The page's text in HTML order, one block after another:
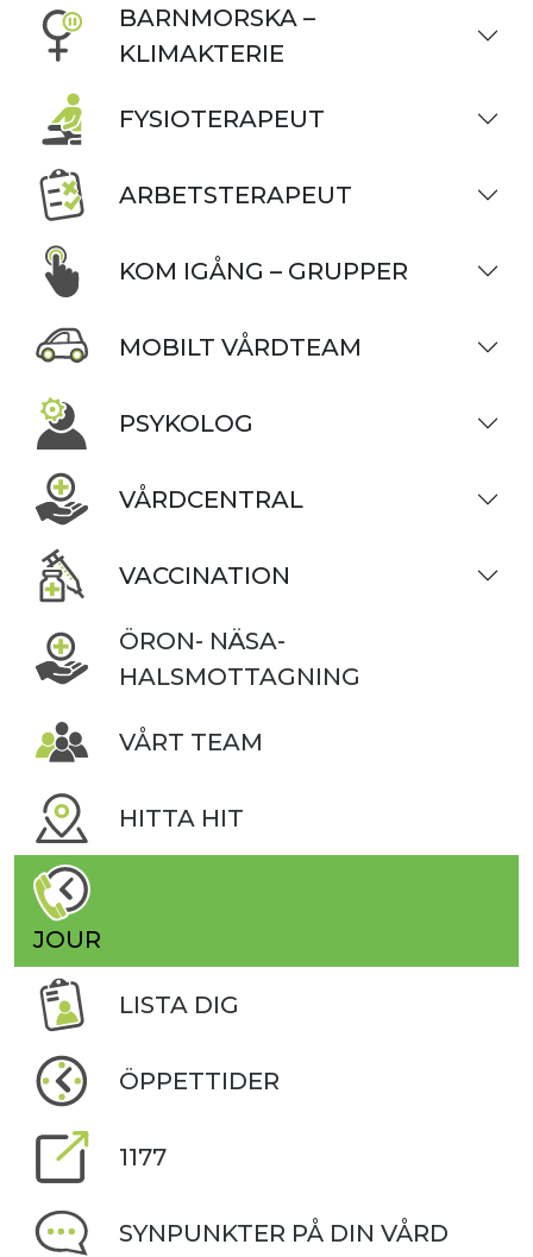
BARNMORSKA –
KLIMAKTERIE
FYSIOTERAPEUT
ARBETSTERAPEUT
KOM IGÅNG – GRUPPER
MOBILT VÅRDTEAM
PSYKOLOG
VÅRDCENTRAL
VACCINATION
ÖRON- NÄSA-
HALSMOTTAGNING
VÅRT TEAM
HITTA HIT
JOUR
LISTA DIG
ÖPPETTIDER
1177
SYNPUNKTER PÅ DIN VÅRD